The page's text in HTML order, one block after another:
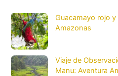
Guacamayo rojo
Amazonas
Viaje de
Manu: Aventura